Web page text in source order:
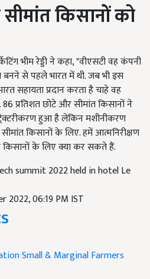
किसानों को
भीम रेड्डी ने कहा, "वीएसटी वह कंपनी
से पहले भारत में थी. जब भी इस
सहायता प्रदान करता है चाहे वह
प्रतिशत छोटे और सीमांत किसानों ने
हुआ है लेकिन मशीनीकरण
किसानों के लिए. हमें आत्मनिरीक्षण
के लिए क्या कर सकते हैं.
summit 2022 held in hotel Le
2022, 06:19 PM IST
Small & Marginal Farmers